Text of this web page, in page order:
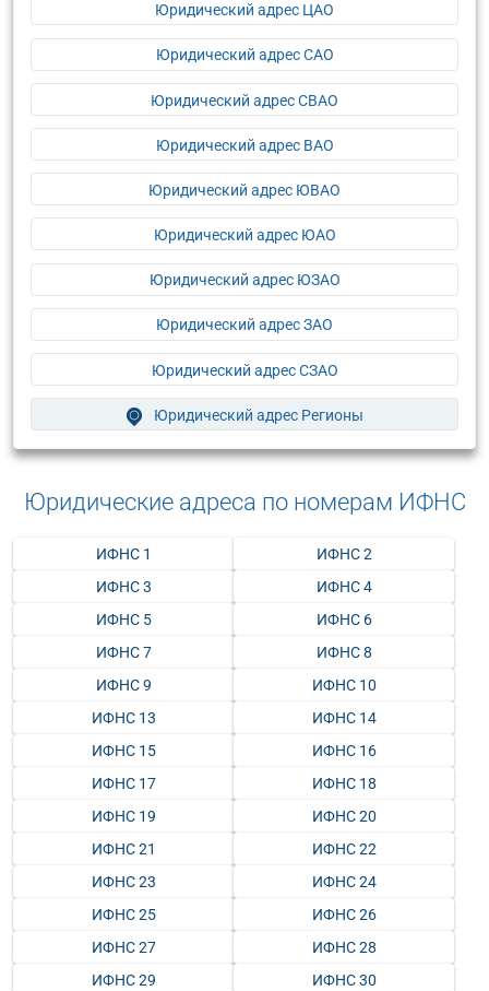
Юридический адрес ЦАО
Юридический адрес САО
Юридический адрес СВАО
Юридический адрес ВАО
Юридический адрес ЮВАО
Юридический адрес ЮАО
Юридический адрес ЮЗАО
Юридический адрес ЗАО
Юридический адрес СЗАО
Юридический адрес Регионы
Юридические адреса по номерам ИФНС
ИФНС 1
ИФНС 2
ИФНС 3
ИФНС 4
ИФНС 5
ИФНС 6
ИФНС 7
ИФНС 8
ИФНС 9
ИФНС 10
ИФНС 13
ИФНС 14
ИФНС 15
ИФНС 16
ИФНС 17
ИФНС 18
ИФНС 19
ИФНС 20
ИФНС 21
ИФНС 22
ИФНС 23
ИФНС 24
ИФНС 25
ИФНС 26
ИФНС 27
ИФНС 28
ИФНС 29
ИФНС 30